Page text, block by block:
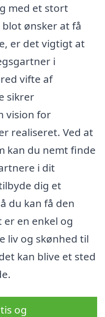
med et stort
ønsker at få
er det vigtigt at
i
vifte af
sikrer
vision for
realiseret. Ved at
kan du nemt finde
i dit
dig et
du kan få den
en enkel og
liv og skønhed til
kan blive et sted
og